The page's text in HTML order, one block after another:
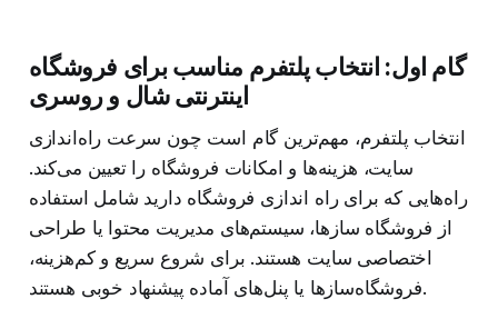
گام اول: انتخاب پلتفرم مناسب برای فروشگاه
اینترنتی شال و روسری
انتخاب پلتفرم، مهم‌ترین گام است چون سرعت راه‌اندازی
سایت، هزینه‌ها و امکانات فروشگاه را تعیین می‌کند.
راه‌هایی که برای راه اندازی فروشگاه دارید شامل استفاده
از فروشگاه سازها، سیستم‌های مدیریت محتوا یا طراحی
اختصاصی سایت هستند. برای شروع سریع و کم‌هزینه،
فروشگاه‌سازها یا پنل‌های آماده پیشنهاد خوبی هستند.